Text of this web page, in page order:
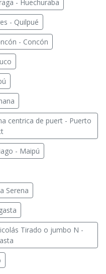
- Huechuraba
- Quilpué
- Concón
centrica de puert - Puerto
- Maipú
Serena
Tirado o jumbo N -